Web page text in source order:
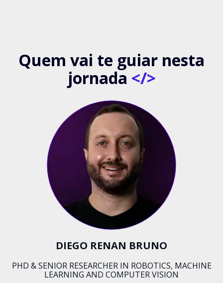
Quem vai te guiar nesta
jornada </>
DIEGO RENAN BRUNO
PHD & SENIOR RESEARCHER IN ROBOTICS, MACHINE
LEARNING AND COMPUTER VISION